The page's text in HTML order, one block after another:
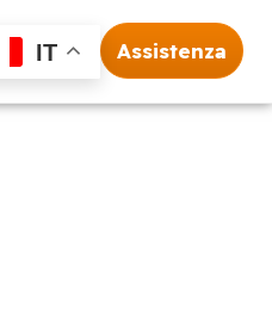
IT Assistenza